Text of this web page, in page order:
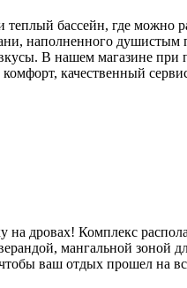
бассейн, где можно
наполненного
В нашем магазине при
качественный
дровах! Комплекс
мангальной
ваш отдых прошел на